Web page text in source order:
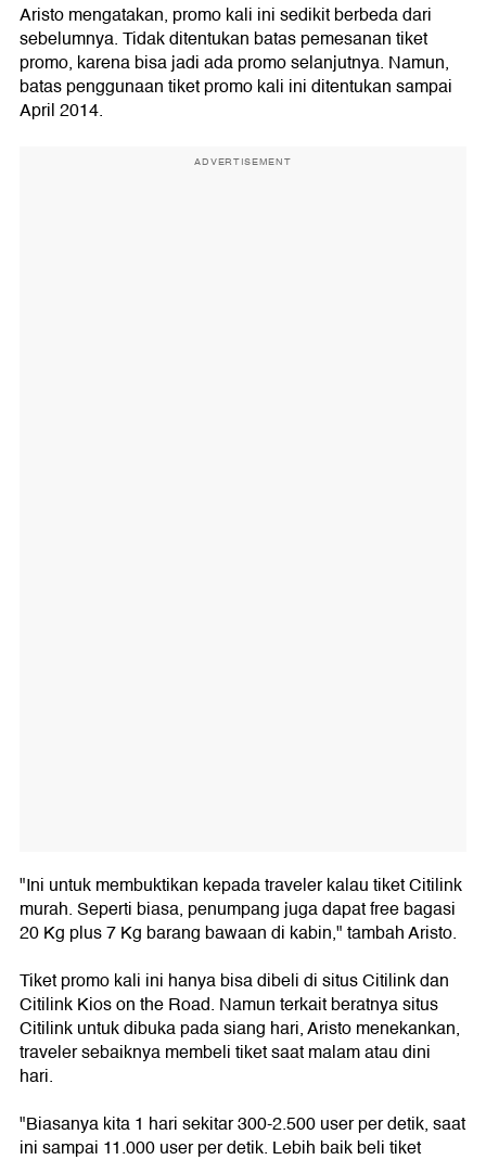
Aristo mengatakan, promo kali ini sedikit berbeda dari
sebelumnya. Tidak ditentukan batas pemesanan tiket
promo, karena bisa jadi ada promo selanjutnya. Namun,
batas penggunaan tiket promo kali ini ditentukan sampai
April 2014.
ADVERTISEMENT
"Ini untuk membuktikan kepada traveler kalau tiket Citilink
murah. Seperti biasa, penumpang juga dapat free bagasi
20 Kg plus 7 Kg barang bawaan di kabin," tambah Aristo.
Tiket promo kali ini hanya bisa dibeli di situs Citilink dan
Citilink Kios on the Road. Namun terkait beratnya situs
Citilink untuk dibuka pada siang hari, Aristo menekankan,
traveler sebaiknya membeli tiket saat malam atau dini
hari.
"Biasanya kita 1 hari sekitar 300-2.500 user per detik, saat
ini sampai 11.000 user per detik. Lebih baik beli tiket